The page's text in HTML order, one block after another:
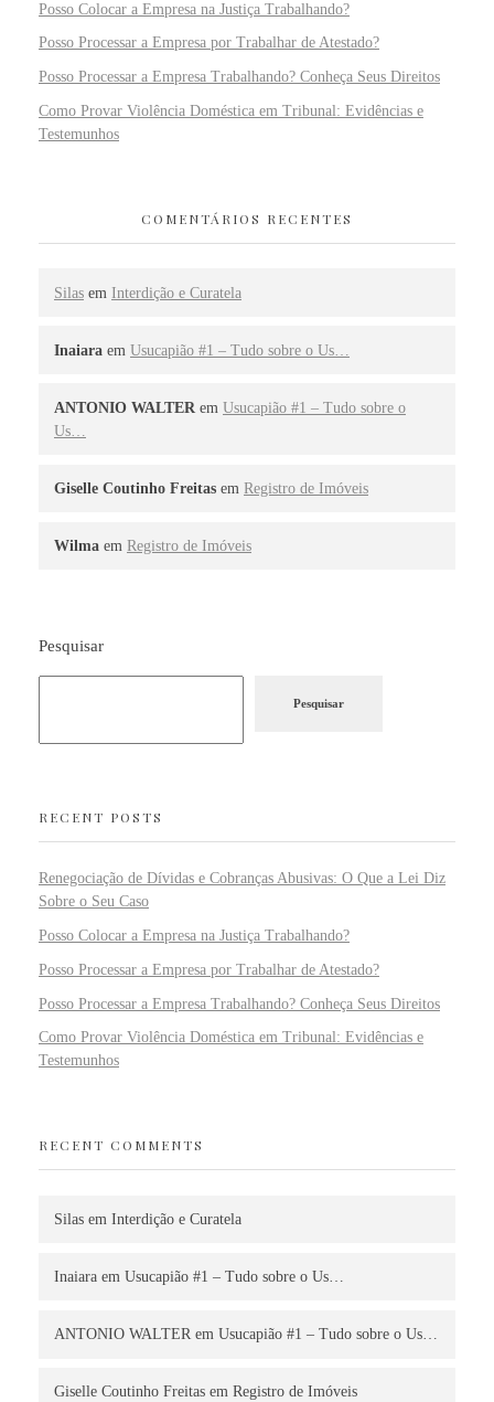
Posso Colocar a Empresa na Justiça Trabalhando?
Posso Processar a Empresa por Trabalhar de Atestado?
Posso Processar a Empresa Trabalhando? Conheça Seus Direitos
Como Provar Violência Doméstica em Tribunal: Evidências e
Testemunhos
COMENTÁRIOS RECENTES
Silas em Interdição e Curatela
Inaiara em Usucapião #1 – Tudo sobre o Us…
ANTONIO WALTER em Usucapião #1 – Tudo sobre o
Us…
Giselle Coutinho Freitas em Registro de Imóveis
Wilma em Registro de Imóveis
Pesquisar
Pesquisar
RECENT POSTS
Renegociação de Dívidas e Cobranças Abusivas: O Que a Lei Diz
Sobre o Seu Caso
Posso Colocar a Empresa na Justiça Trabalhando?
Posso Processar a Empresa por Trabalhar de Atestado?
Posso Processar a Empresa Trabalhando? Conheça Seus Direitos
Como Provar Violência Doméstica em Tribunal: Evidências e
Testemunhos
RECENT COMMENTS
Silas em Interdição e Curatela
Inaiara em Usucapião #1 – Tudo sobre o Us…
ANTONIO WALTER em Usucapião #1 – Tudo sobre o Us…
Giselle Coutinho Freitas em Registro de Imóveis